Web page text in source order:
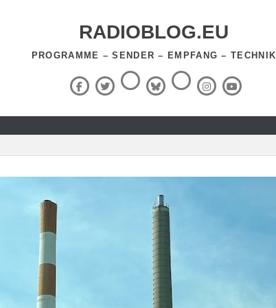
RADIOBLOG.EU
PROGRAMME – SENDER – EMPFANG – TECHNIK
Facebook
X
(Twitter)
ThreadsBlueSky
RSS-
Feed InstagramYouTube